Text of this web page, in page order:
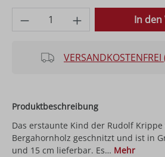
Produkt Anzahl: Gib
In
VERSANDKOSTENFREI
Produktbeschreibung
Das erstaunte Kind der Rudolf
Bergahornholz geschnitzt und ist in
und 15 cm lieferbar. Es… Mehr